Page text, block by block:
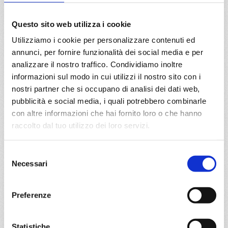
Questo sito web utilizza i cookie
Utilizziamo i cookie per personalizzare contenuti ed
annunci, per fornire funzionalità dei social media e per
analizzare il nostro traffico. Condividiamo inoltre
informazioni sul modo in cui utilizzi il nostro sito con i
nostri partner che si occupano di analisi dei dati web,
pubblicità e social media, i quali potrebbero combinarle
con altre informazioni che hai fornito loro o che hanno
raccolto dal tuo utilizzo dei loro servizi.
delNecessari
Preferenze
a partire da
€ 1.529
Transoceaniche22 giorni
da Livorno con MSC Meraviglia
Boston, New York, Casablanca, Las Palmas,
18/10/2026